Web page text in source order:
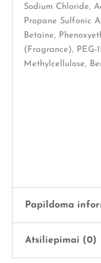
Sodium Chloride,
Propane Sulfonic
Betaine,
(Fragrance), PEG-
Methylcellulose,
Papildoma
Svoris
Atsiliepimai (0)